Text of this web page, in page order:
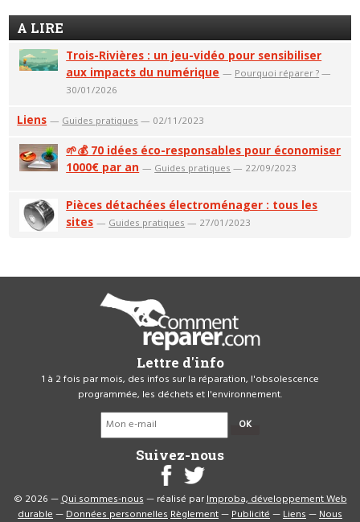
A LIRE
Trois-Rivières : un jeu-vidéo pour sensibiliser
aux impacts du numérique — Pourquoi réparer ? —
30/01/2026
Liens — Guides pratiques — 02/11/2023
🌱💰 70 idées éco-responsables pour économiser
1000€ par an — Guides pratiques — 22/09/2023
Pièces détachées électroménager : tous les
sites — Guides pratiques — 27/01/2023
Lettre d'info
1 à 2 fois par mois, des infos sur la réparation, l'obsolescence
programmée, les déchets et l'environnement.
OK
Suivez-nous
© 2026 —Qui sommes-nous— réalisé parImproba, développement Web
durable—Données personnellesRèglement—Publicité—Liens—Nous